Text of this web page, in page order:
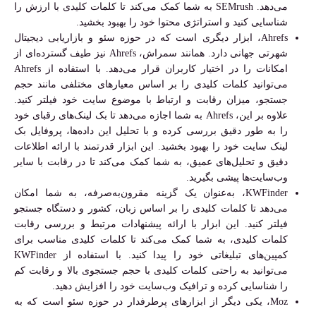
می‌دهد. SEMrush به شما کمک می‌کند تا کلمات کلیدی با ارزش را
شناسایی کنید و استراتژی محتوا خود را بهبود بخشید.
Ahrefs، ابزار دیگری است که در حوزه سئو و بازاریابی دیجیتال
شهرتی جهانی دارد. همانند سمراش، Ahrefs نیز طیف گسترده‌ای از
امکانات را در اختیار کاربران قرار می‌دهد. با استفاده از Ahrefs
می‌توانید کلمات کلیدی را بر اساس معیارهای مختلفی مانند حجم
جستجو، میزان رقابت و ارتباط با موضوع سایت خود فیلتر کنید.
علاوه بر این، Ahrefs به شما اجازه می‌دهد تا بک لینک‌های رقبای خود
را به طور دقیق بررسی کرده و با تحلیل این داده‌ها، پروفایل بک
لینک سایت خود را بهبود بخشید. این ابزار قدرتمند با ارائه اطلاعات
دقیق و تحلیل‌های عمیق، به شما کمک می‌کند تا در رقابت با سایر
وب‌سایت‌ها پیشی بگیرید.
KWFinder، به‌عنوان یک گزینه مقرون‌به‌صرفه، به شما امکان
می‌دهد تا کلمات کلیدی را بر اساس زبان، کشور و دستگاه جستجو
فیلتر کنید. این ابزار با ارائه پیشنهادات مرتبط و بررسی رقابت
کلمات کلیدی، به شما کمک می‌کند تا کلمات کلیدی مناسب برای
کمپین‌های تبلیغاتی خود را پیدا کنید. با استفاده از KWFinder
می‌توانید به راحتی کلمات کلیدی با حجم جستجوی بالا و رقابت کم
را شناسایی کرده و ترافیک وب‌سایت خود را افزایش دهید.
Moz، یکی دیگر از ابزارهای پرطرفدار در حوزه سئو است که به